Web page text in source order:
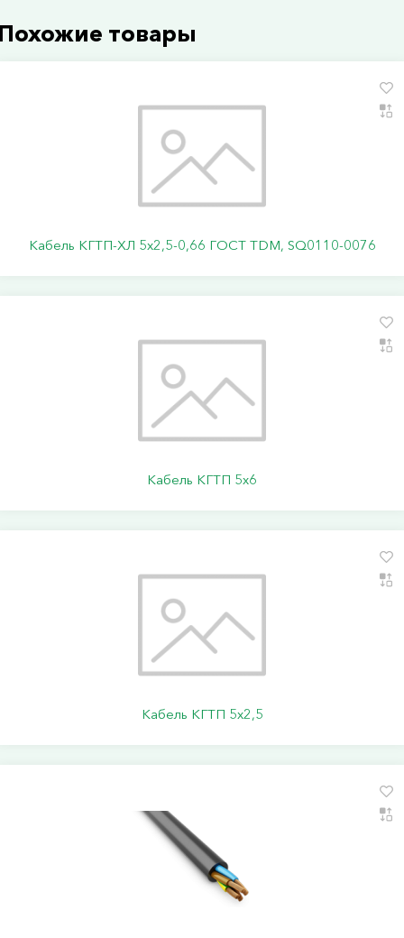
товары
Кабель КГТП-ХЛ 5х2,5-0,66 ГОСТ TDM, SQ0110-0076
Кабель КГТП 5х6
Кабель КГТП 5х2,5